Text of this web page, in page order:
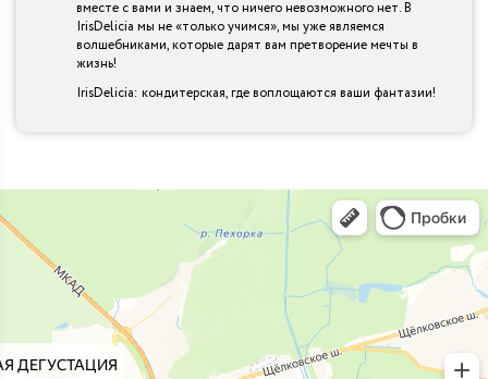
вместе с вами и знаем, что ничего невозможного нет. В
IrisDelicia мы не «только учимся», мы уже являемся
волшебниками, которые дарят вам претворение мечты в
жизнь!
IrisDelicia: кондитерская, где воплощаются ваши фантазии!